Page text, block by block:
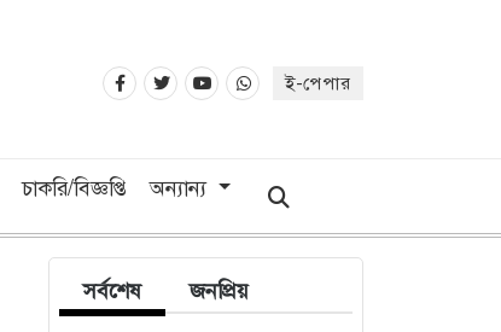
ই-পেপার
চাকরি/বিজ্ঞপ্তি অন্যান্য
সর্বশেষ জনপ্রিয়